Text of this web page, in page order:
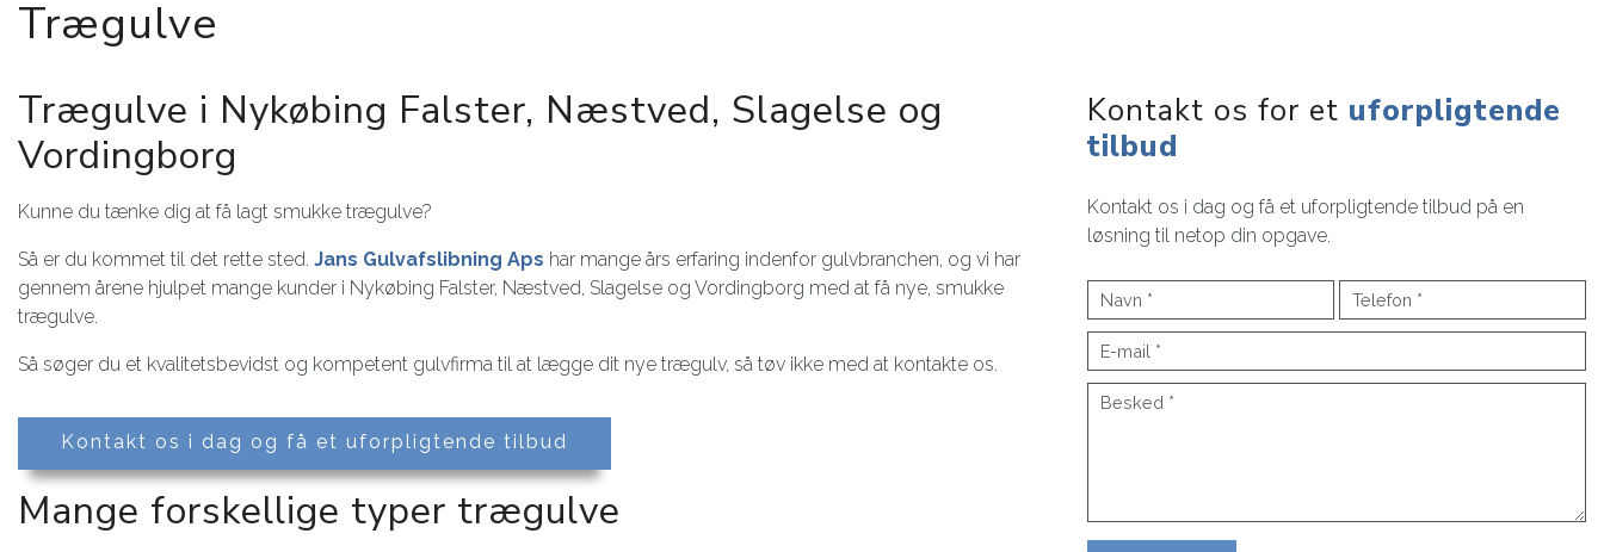
Trægulve
Trægulve i Nykøbing Falster, Næstved, Slagelse og
Vordingborg
Kunne du tænke dig at få lagt smukke trægulve?
Så er du kommet til det rette sted. Jans Gulvafslibning Aps har mange års erfaring indenfor gulvbranchen, og vi har
gennem årene hjulpet mange kunder i Nykøbing Falster, Næstved, Slagelse og Vordingborg med at få nye, smukke
trægulve.
Så søger du et kvalitetsbevidst og kompetent gulvfirma til at lægge dit nye trægulv, så tøv ikke med at kontakte os.
Kontakt os i dag og få et uforpligtende tilbud
Mange forskellige typer trægulve
Kontakt os for et uforpligtende
tilbud
Kontakt os i dag og få et uforpligtende tilbud på en
løsning til netop din opgave.